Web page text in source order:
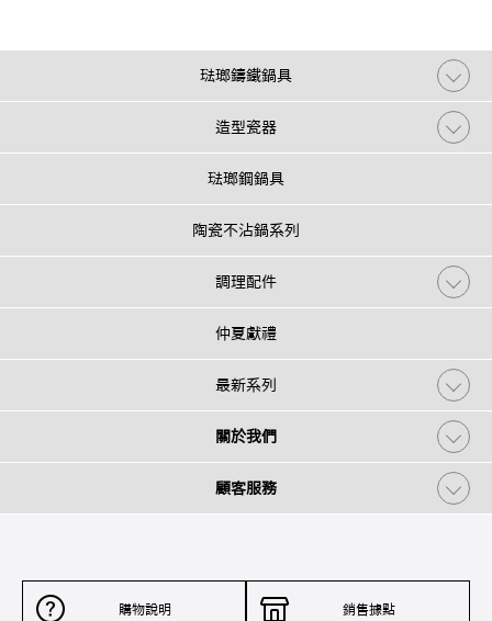
琺瑯鑄鐵鍋具
造型瓷器
琺瑯鋼鍋具
陶瓷不沾鍋系列
調理配件
仲夏獻禮
最新系列
關於我們
顧客服務
購物說明 銷售據點